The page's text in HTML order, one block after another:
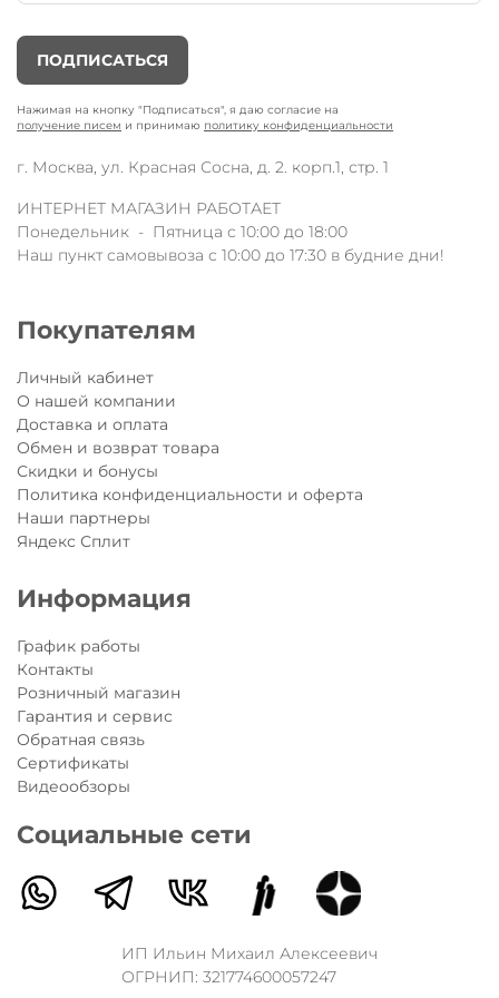
ПОДПИСАТЬСЯ
Нажимая на кнопку "Подписаться", я даю согласие на
получение писем и принимаю политику конфиденциальности
г. Москва, ул. Красная Сосна, д. 2. корп.1, стр. 1
ИНТЕРНЕТ МАГАЗИН РАБОТАЕТ
Понедельник - Пятница с 10:00 до 18:00
Наш пункт самовывоза с 10:00 до 17:30 в будние дни!
Покупателям
Личный кабинет
О нашей компании
Доставка и оплата
Обмен и возврат товара
Скидки и бонусы
Политика конфиденциальности и оферта
Наши партнеры
Яндекс Сплит
Информация
График работы
Контакты
Розничный магазин
Гарантия и сервис
Обратная связь
Сертификаты
Видеообзоры
Социальные сети
ИП Ильин Михаил Алексеевич
ОГРНИП: 321774600057247